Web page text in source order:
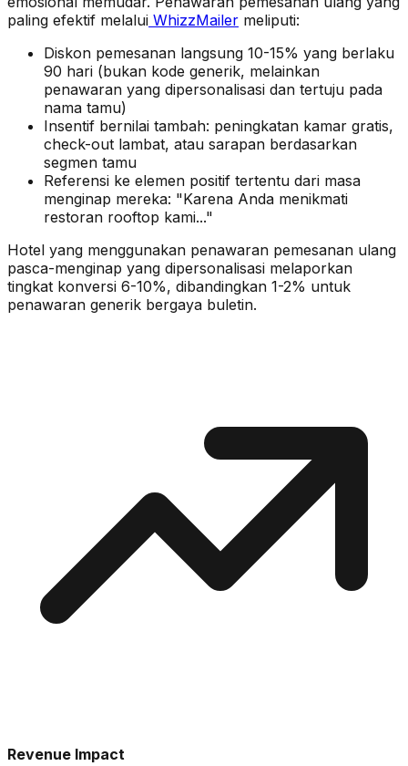
paling efektif melalui WhizzMailer meliputi:
Diskon pemesanan langsung 10-15% yang berlaku
90 hari (bukan kode generik, melainkan
penawaran yang dipersonalisasi dan tertuju pada
nama tamu)
Insentif bernilai tambah: peningkatan kamar gratis,
check-out lambat, atau sarapan berdasarkan
segmen tamu
Referensi ke elemen positif tertentu dari masa
menginap mereka: "Karena Anda menikmati
restoran rooftop kami..."
Hotel yang menggunakan penawaran pemesanan ulang
pasca-menginap yang dipersonalisasi melaporkan
tingkat konversi 6-10%, dibandingkan 1-2% untuk
penawaran generik bergaya buletin.
Revenue Impact